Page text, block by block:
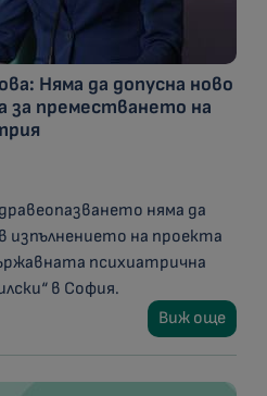
Няма да допусна ново
за преместването на
няма да
изпълнението на проекта
психиатрична
в София.
Виж още